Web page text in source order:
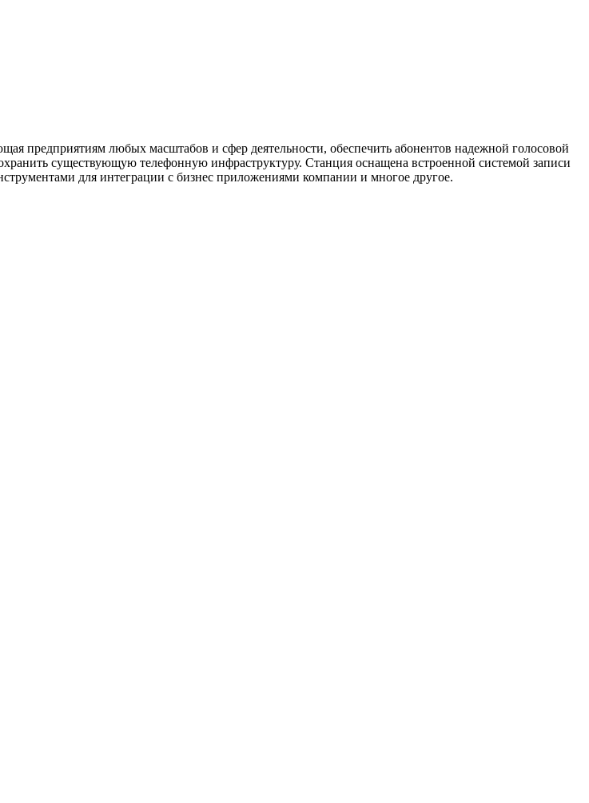
предприятиям любых масштабов и сфер деятельности, обеспечить абонентов надежной голосовой
существующую телефонную инфраструктуру. Станция оснащена встроенной системой записи
для интеграции с бизнес приложениями компании и многое другое.